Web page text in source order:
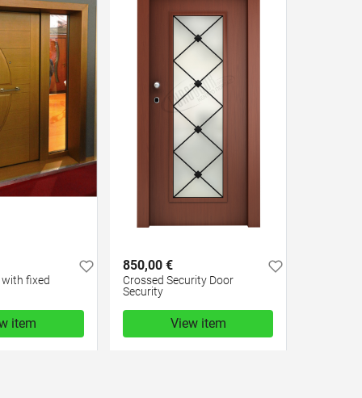
fixed
item
850,00 €
Crossed Security Door
Security
View item